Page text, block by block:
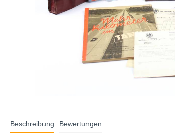
Beschreibung Bewertungen